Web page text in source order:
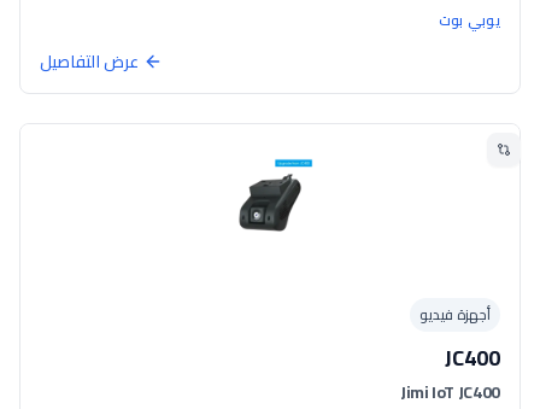
يوبي بوت
عرض التفاصيل
أجهزة فيديو
JC400
Jimi IoT JC400